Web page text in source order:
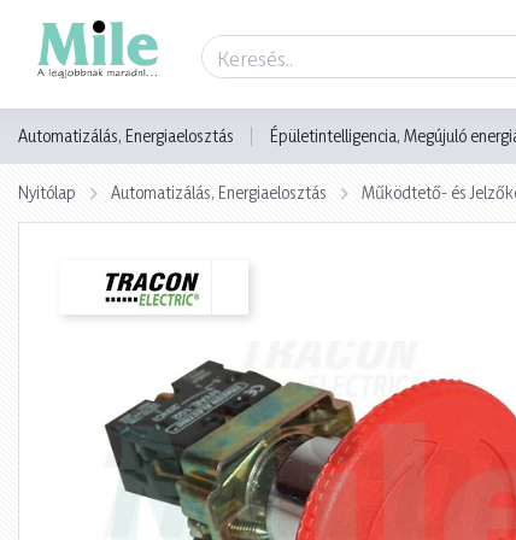
Automatizálás, Energiaelosztás Épületintelligencia, Megújuló
Nyitólap Automatizálás, Energiaelosztás Működtető- és
Termék adatlap